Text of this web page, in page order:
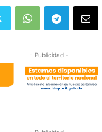
- Publicidad -